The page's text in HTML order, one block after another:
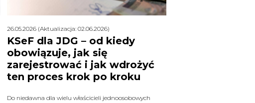
26.05.2026 (Aktualizacja: 02.06.2026)
KSeF dla JDG – od kiedy
obowiązuje, jak się
zarejestrować i jak wdrożyć
ten proces krok po kroku
Do niedawna dla wielu właścicieli jednoosobowych